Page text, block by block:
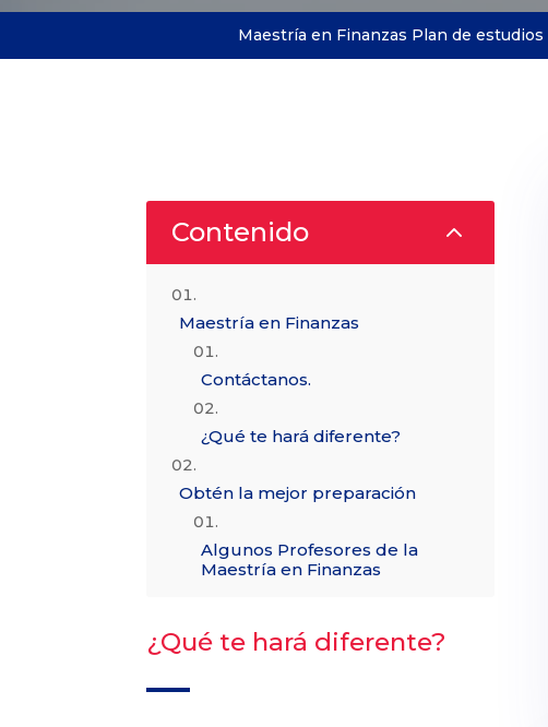
Maestría en Finanzas Plan de estudios
Contenido 2
Maestría en Finanzas
Contáctanos.
¿Qué te hará diferente?
Obtén la mejor preparación
Algunos Profesores de la
Maestría en Finanzas
¿Qué te hará diferente?